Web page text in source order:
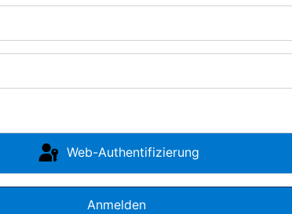
Web-Authentifizierung
Anmelden